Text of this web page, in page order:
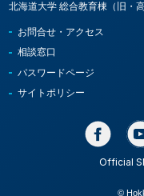
北海道大学 総合教育棟（旧・
お問合せ・アクセス
相談窓口
パスワードページ
サイトポリシー
Official
©